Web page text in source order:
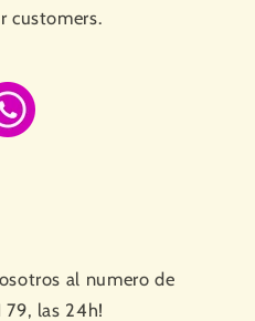
customers.
al numero de
79, las 24h!